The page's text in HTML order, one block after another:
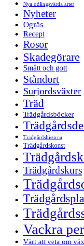
Nya odlingsvärda arter
Nyheter
Ogräs
Recept
Rosor
Skadegörare
Smått och gott
Ståndort
Surjordsväxter
Träd
Trädgårdsböcker
Trädgårdshistoria
Trädgårdskonst
Trädgårdskurs
Vackra
Värt att veta om